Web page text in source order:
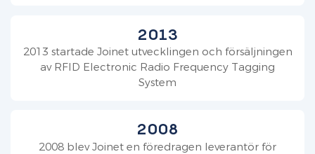
2013
2013 startade Joinet utvecklingen och försäljningen
av RFID Electronic Radio Frequency Tagging
System
2008
2008 blev Joinet en föredragen leverantör för